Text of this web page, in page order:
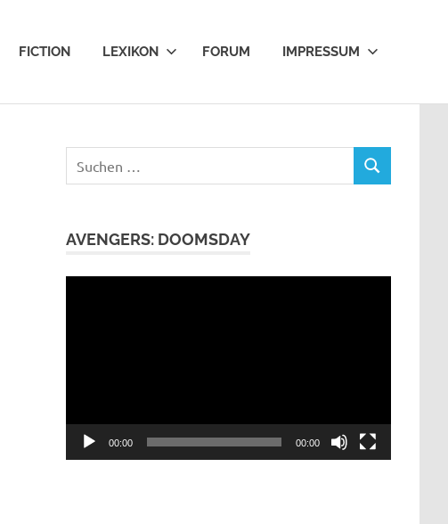
FICTION LEXIKON FORUM IMPRESSUM
nach:
SUCHEN
AVENGERS: DOOMSDAY
00:00 00:00